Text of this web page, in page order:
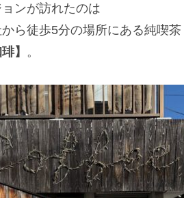
ンが訪れたのは
ら徒歩5分の場所にある純喫茶
】 。